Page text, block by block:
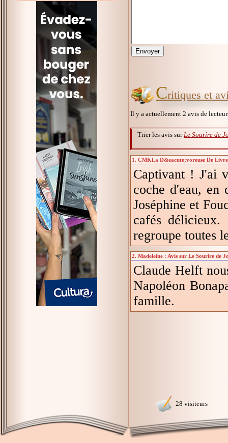
Critiques et
Il y a actuellement 2 avis de
Trier les avis sur Le Sourire de
1. CMKLa D&eacute;voreuse De
Captivant ! J'ai
coche d'eau, en
Joséphine et
cafés délicieux.
regroupe toutes
2. Madeleine : Avis sur Le Sourire de
Claude Helft
Napoléon
famille.
28 visiteurs